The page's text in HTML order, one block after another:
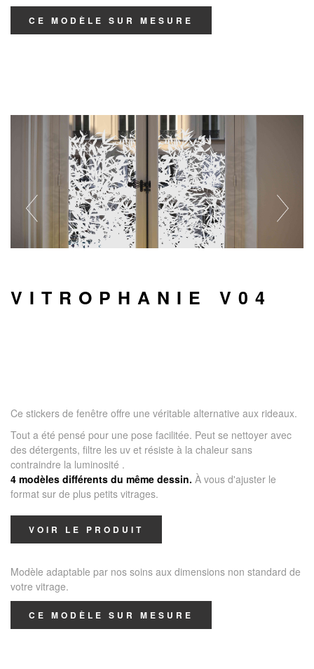
CE MODÈLE SUR MESURE
VITROPHANIE V04
Ce stickers de fenêtre offre une véritable alternative aux rideaux.
Tout a été pensé pour une pose facilitée. Peut se nettoyer avec
des détergents, filtre les uv et résiste à la chaleur sans
contraindre la luminosité .
4 modèles différents du même dessin. À vous d'ajuster le
format sur de plus petits vitrages.
VOIR LE PRODUIT
Modèle adaptable par nos soins aux dimensions non standard de
votre vitrage.
CE MODÈLE SUR MESURE